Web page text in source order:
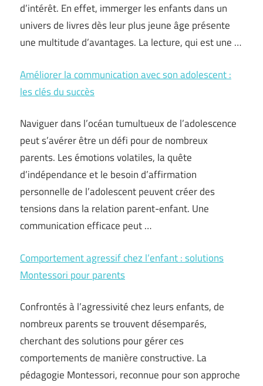
d’intérêt. En effet, immerger les enfants dans un
univers de livres dès leur plus jeune âge présente
une multitude d’avantages. La lecture, qui est une …
Améliorer la communication avec son adolescent :
les clés du succès
Naviguer dans l’océan tumultueux de l’adolescence
peut s’avérer être un défi pour de nombreux
parents. Les émotions volatiles, la quête
d’indépendance et le besoin d’affirmation
personnelle de l’adolescent peuvent créer des
tensions dans la relation parent-enfant. Une
communication efficace peut …
Comportement agressif chez l’enfant : solutions
Montessori pour parents
Confrontés à l’agressivité chez leurs enfants, de
nombreux parents se trouvent désemparés,
cherchant des solutions pour gérer ces
comportements de manière constructive. La
pédagogie Montessori, reconnue pour son approche